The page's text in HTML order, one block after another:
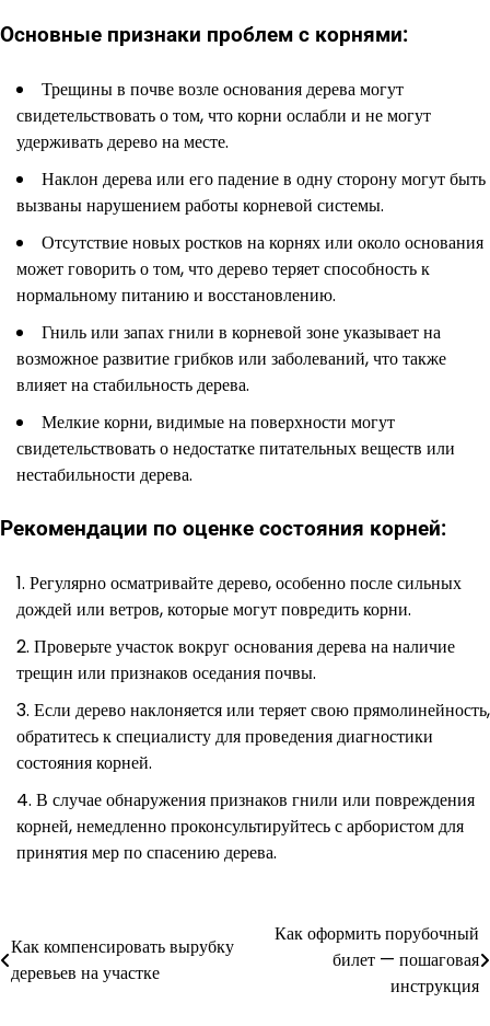
Основные признаки проблем с корнями:
Трещины в почве возле основания дерева могут
свидетельствовать о том, что корни ослабли и не могут
удерживать дерево на месте.
Наклон дерева или его падение в одну сторону могут быть
вызваны нарушением работы корневой системы.
Отсутствие новых ростков на корнях или около основания
может говорить о том, что дерево теряет способность к
нормальному питанию и восстановлению.
Гниль или запах гнили в корневой зоне указывает на
возможное развитие грибков или заболеваний, что также
влияет на стабильность дерева.
Мелкие корни, видимые на поверхности могут
свидетельствовать о недостатке питательных веществ или
нестабильности дерева.
Рекомендации по оценке состояния корней:
Регулярно осматривайте дерево, особенно после сильных
дождей или ветров, которые могут повредить корни.
Проверьте участок вокруг основания дерева на наличие
трещин или признаков оседания почвы.
Если дерево наклоняется или теряет свою прямолинейность,
обратитесь к специалисту для проведения диагностики
состояния корней.
В случае обнаружения признаков гнили или повреждения
корней, немедленно проконсультируйтесь с арбористом для
принятия мер по спасению дерева.
Навигация
по
Как компенсировать вырубку
деревьев на участке
Как оформить порубочный
билет — пошаговая
инструкция